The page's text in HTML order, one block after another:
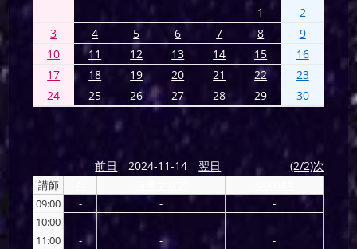
1
2
3
4 5 6 7 8
9
10
11 12 13 14 15
16
17
18 19 20 21 22
23
24
25 26 27 28 29 30
前日 2024-11-14 翌日 (2/2)次
講師
09:00
- -
-
10:00
- -
-
11:00
- -
-